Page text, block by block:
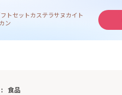
トセットカステラサヌカイト
ン
食品